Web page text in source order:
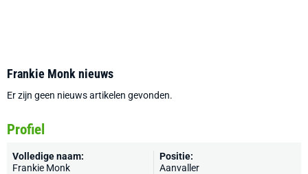
Frankie Monk nieuws
Er zijn geen nieuws artikelen gevonden.
Profiel
Volledige naam:
Frankie Monk
Positie:
Aanvaller